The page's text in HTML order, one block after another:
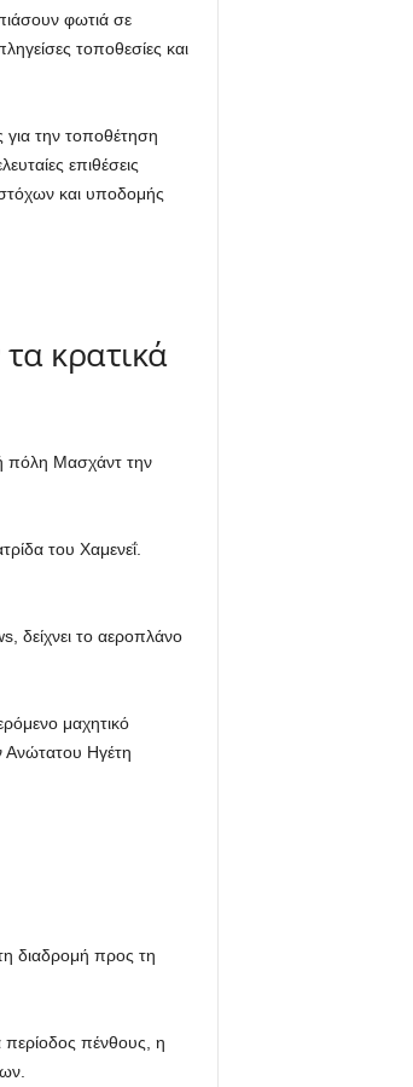
φωτιά σε
τοποθεσίες και
για την τοποθέτηση
επιθέσεις
και υποδομής
κρατικά
πόλη Μασχάντ την
του Χαμενεΐ.
δείχνει το αεροπλάνο
μαχητικό
Ανώτατου Ηγέτη
διαδρομή προς τη
πένθους, η